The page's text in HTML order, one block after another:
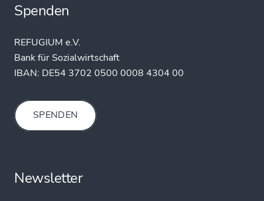
Spenden
REFUGIUM e.V.
Bank für Sozialwirtschaft
IBAN: DE54 3702 0500 0008 4304 00
SPENDEN
Newsletter